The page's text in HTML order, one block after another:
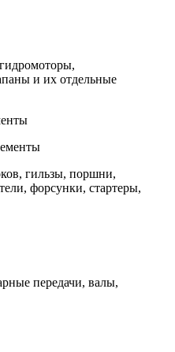
и их отдельные
гильзы, поршни,
форсунки, стартеры,
передачи, валы,